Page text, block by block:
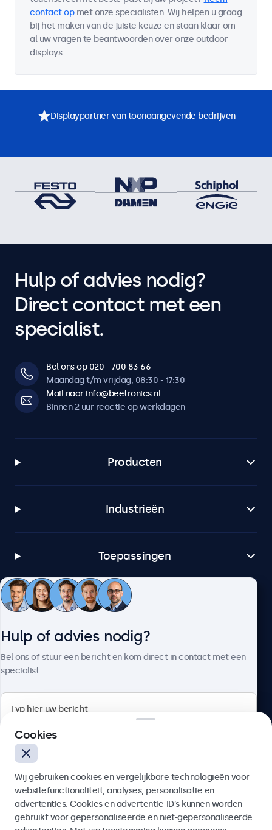
contact opmet onze specialisten. Wij helpen u graag
bij het maken van de juiste keuze en staan klaar om
al uw vragen te beantwoorden over onze outdoor
displays.
Displaypartner van toonaangevende bedrijven
Hulp of advies nodig?
Direct contact met een
specialist.
Bel ons op 020 - 700 83 66
Maandag t/m vrijdag, 08:30 - 17:30
Mail naar info@beetronics.nl
Binnen 2 uur reactie op werkdagen
Producten
Industrieën
Toepassingen
Klantenservice
4.8/5 door 5000+ bedrijven
Nederlands
Hulp of advies nodig?
Bel ons of stuur een bericht en kom direct in contact met een
specialist.
Cookies
Wij gebruiken cookies en vergelijkbare technologieën voor
websitefunctionaliteit, analyses, personalisatie en
advertenties. Cookies en advertentie-ID’s kunnen worden
gebruikt voor gepersonaliseerde en niet-gepersonaliseerde